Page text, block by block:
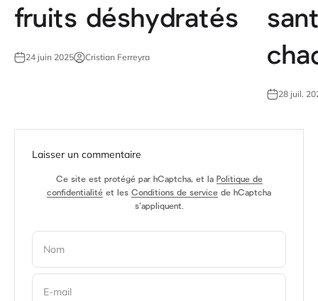
fruits déshydratés
24 juin 2025 Cristian Ferreyra
28 juil.
Laisser un commentaire
Ce site est protégé par hCaptcha, et la Politique de
confidentialité et les Conditions de service de hCaptcha
s’appliquent.
Nom
E-mail